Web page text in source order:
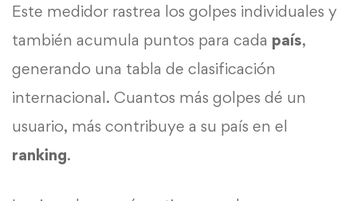
Este medidor rastrea los golpes individuales y
también acumula puntos para cada país,
generando una tabla de clasificación
internacional. Cuantos más golpes dé un
usuario, más contribuye a su país en el
ranking.